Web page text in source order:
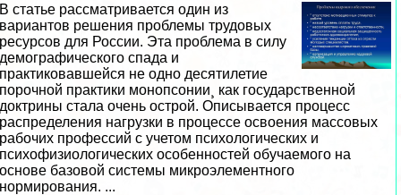
В статье рассматривается один из
вариантов решения проблемы трудовых
ресурсов для России. Эта проблема в силу
демографического спада и
пpaктиковавшейся не одно десятилетие
порочной пpaктики монопсонии¸ как государственной
доктрины стала очень острой. Описывается процесс
распределения нагрузки в процессе освоения массовых
рабочих профессий с учетом психологических и
психофизиологических особенностей обучаемого на
основе базовой системы микроэлементного
нормирования. ...